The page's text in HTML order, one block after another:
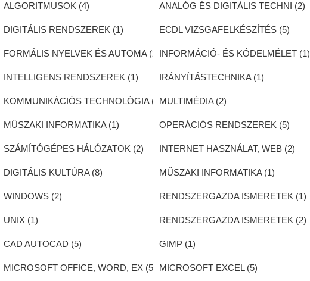
ALGORITMUSOK (4) ANALÓG ÉS DIGITÁLIS TECHNI (2)
DIGITÁLIS RENDSZEREK (1) ECDL VIZSGAFELKÉSZÍTÉS (5)
FORMÁLIS NYELVEK ÉS AUTOMA (2 INFORMÁCIÓ- ÉS KÓDELMÉLET (1)
INTELLIGENS RENDSZEREK (1) IRÁNYÍTÁSTECHNIKA (1)
KOMMUNIKÁCIÓS TECHNOLÓGIA ( )MULTIMÉDIA (2)
MŰSZAKI INFORMATIKA (1) OPERÁCIÓS RENDSZEREK (5)
SZÁMÍTÓGÉPES HÁLÓZATOK (2) INTERNET HASZNÁLAT, WEB (2)
DIGITÁLIS KULTÚRA (8) MŰSZAKI INFORMATIKA (1)
WINDOWS (2) RENDSZERGAZDA ISMERETEK (1)
UNIX (1) RENDSZERGAZDA ISMERETEK (2)
CAD AUTOCAD (5) GIMP (1)
MICROSOFT OFFICE, WORD, EX (5 MICROSOFT EXCEL (5)